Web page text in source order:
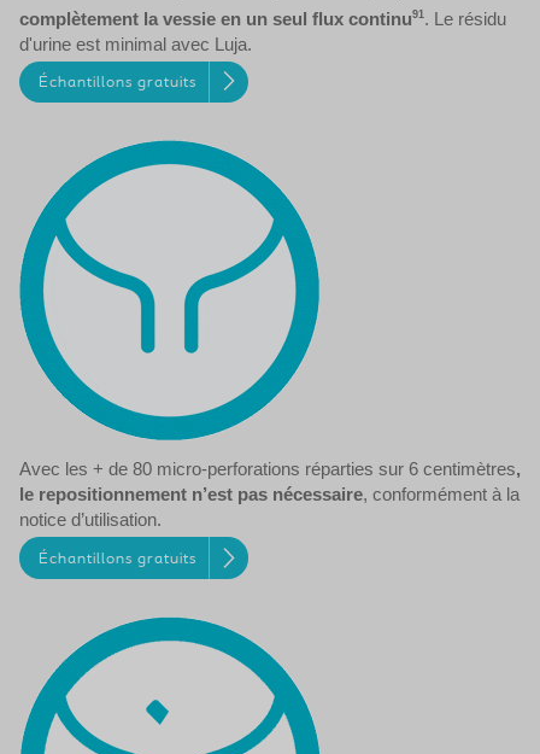
complètement la vessie en un seul flux continu91 . Le résidu
d'urine est minimal avec Luja.
Échantillons gratuits
Avec les + de 80 micro-perforations réparties sur 6 centimètres,
le repositionnement n’est pas nécessaire, conformément à la
notice d’utilisation.
Échantillons gratuits